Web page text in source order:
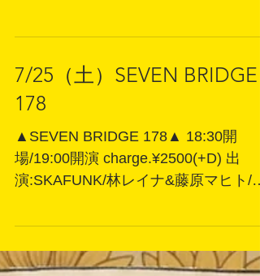
ティー参加の方は+1000円 OPEN
坂本コーヒー /田上"チップ"敏嗣
7/25（土）SEVEN BRIDGE
178
▲SEVEN BRIDGE 178▲ 18:30開
演:SKAFUNK/林レイナ&藤原マヒト/照